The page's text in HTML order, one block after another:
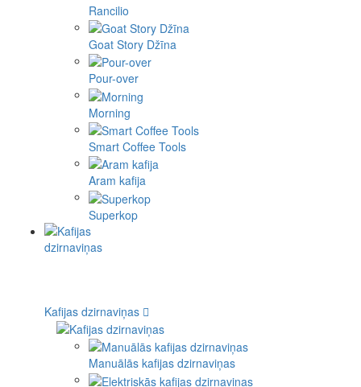
Rancilio
Goat Story Džīna
Pour-over
Morning
Smart Coffee Tools
Aram kafija
Superkop
Kafijas dzirnaviņas
Manuālās kafijas dzirnaviņas